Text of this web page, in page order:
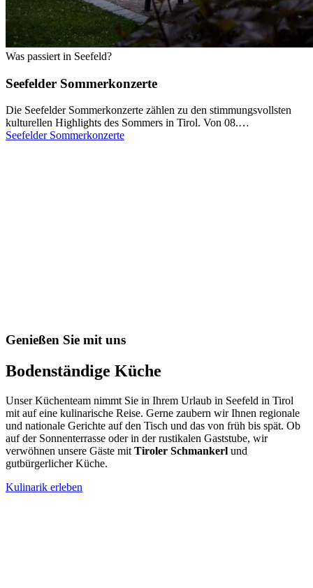
Was passiert in Seefeld?
Seefelder Sommerkonzerte
Die Seefelder Sommerkonzerte zählen zu den stimmungsvollsten
kulturellen Highlights des Sommers in Tirol. Von 08.…
Seefelder Sommerkonzerte
Genießen Sie mit uns
Bodenständige Küche
Unser Küchenteam nimmt Sie in Ihrem Urlaub in Seefeld in Tirol
mit auf eine kulinarische Reise. Gerne zaubern wir Ihnen regionale
und nationale Gerichte auf den Tisch und das von früh bis spät. Ob
auf der Sonnenterrasse oder in der rustikalen Gaststube, wir
verwöhnen unsere Gäste mit Tiroler Schmankerl und
gutbürgerlicher Küche.
Kulinarik erleben